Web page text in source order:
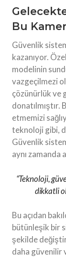
Bu
Güvenlik
kazanıyor.
modelinin
vazgeçilmezi
çözünürlük ve
donatılmıştır.
etmemizi
teknoloji gibi,
Güvenlik
aynı zamanda
“Teknoloji,
dikkatli
Bu açıdan
bütünleşik bir
şekilde
daha güvenilir